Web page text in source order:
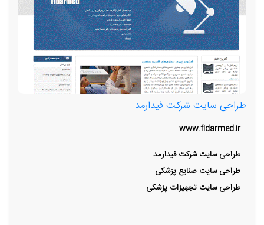
طراحی سایت شرکت فیدارمد
www.fidarmed.ir
طراحی سایت شرکت فیدارمد
طراحی سایت صنایع پزشکی
طراحی سایت تجهیزات پزشکی